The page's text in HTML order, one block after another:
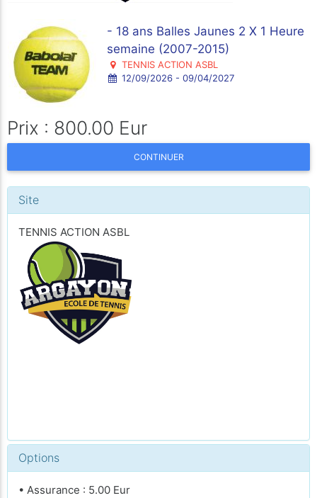
- 18 ans Balles Jaunes 2 X 1 Heure
semaine (2007-2015)
TENNIS ACTION ASBL
12/09/2026 - 09/04/2027
Prix : 800.00 Eur
CONTINUER
Site
TENNIS ACTION ASBL
Options
• Assurance : 5.00 Eur